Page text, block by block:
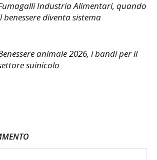
Industria Alimentari, quando
benessere diventa sistema
animale 2026, i bandi per il
suinicolo